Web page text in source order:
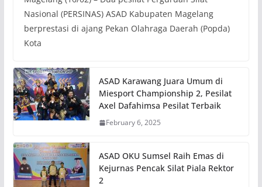
Nasional (PERSINAS) ASAD Kabupaten Magelang
berprestasi di ajang Pekan Olahraga Daerah (Popda)
Kota
ASAD Karawang Juara Umum di
Miesport Championship 2, Pesilat
Axel Dafahimsa Pesilat Terbaik
February 6, 2025
ASAD OKU Sumsel Raih Emas di
Kejurnas Pencak Silat Piala Rektor
2